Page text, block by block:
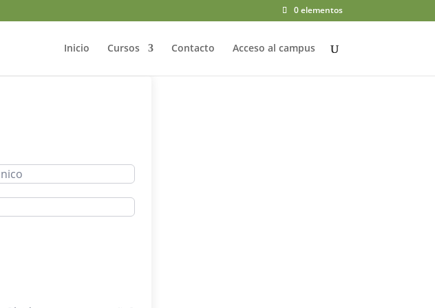
0 elementos
Inicio Cursos Contacto Acceso al campus